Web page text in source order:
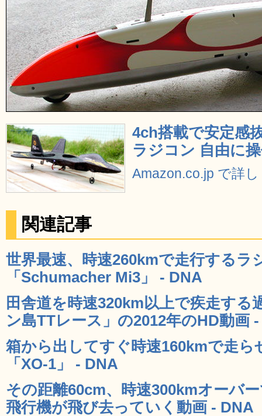
4ch搭載で安定感
ラジコン 自由に
Amazon.co.jp で詳
関連記事
世界最速、時速260kmで走行するラ
「Schumacher Mi3」 - DNA
田舎道を時速320km以上で疾走する
ン島TTレース」の2012年のHD動画
箱から出してすぐ時速160kmで走
「XO-1」 - DNA
その距離60cm、時速300kmオーバ
飛行機が飛び去っていく動画 - DNA